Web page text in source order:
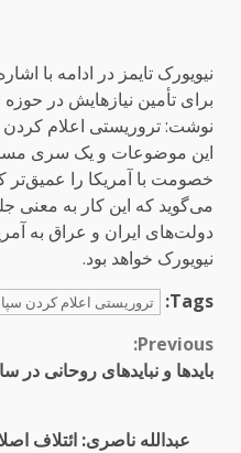
نیویورک تایمز در ادامه با
برای تأمین نیازهایش در
نوشت: تروریستی اعلام کردن
این موضوعات و یک سری
خصومت با آمریکا را عمیق‌تر
می‌گوید که این کار به معنی
دولت‌های ایران و عراق به
نیویورک خواهد بود.
Tags:
تروریستی اعلام کردن
Continue
Reading
Previous:
بایدها و نبایدهای روحانی در سال
عبدالله ناصری: ائتلاف